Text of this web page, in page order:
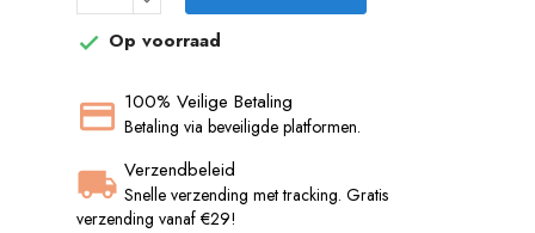
 Op voorraad
100% Veilige Betaling
Betaling via beveiligde platformen.
Verzendbeleid
Snelle verzending met tracking. Gratis
verzending vanaf €29!